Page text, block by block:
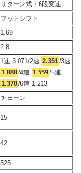
リターン式・6段変速
フットシフト
1.69
2.8
1速 3.071/2速 2.351/3速
1.888/4速 1.559/5速
1.370/6速 1.213
チェーン
15
42
525